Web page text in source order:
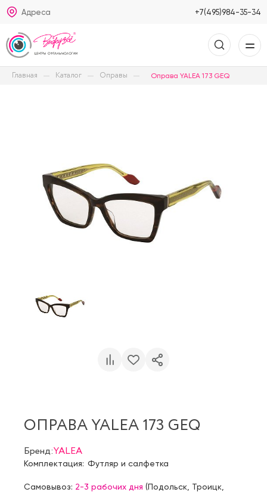
Адреса +7(495)984-35-34
Главная Каталог Оправы Оправа YALEA 173 GEQ
ОПРАВА YALEA 173 GEQ
Бренд:YALEA
Комплектация: Футляр и салфетка
Самовывоз: 2-3 рабочих дня (Подольск Троицк